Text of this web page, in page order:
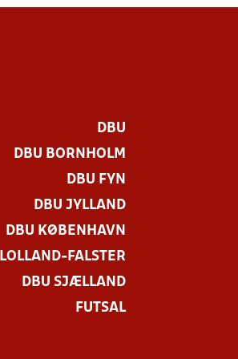
DBU
DBU BORNHOLM
DBU FYN
DBU JYLLAND
DBU KØBENHAVN
FALSTER
DBU SJÆLLAND
FUTSAL